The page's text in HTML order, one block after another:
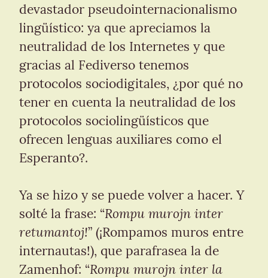
devastador pseudointernacionalismo
lingüístico: ya que apreciamos la
neutralidad de los Internetes y que
gracias al Fediverso tenemos
protocolos sociodigitales, ¿por qué no
tener en cuenta la neutralidad de los
protocolos sociolingüísticos que
ofrecen lenguas auxiliares como el
Esperanto?.
Ya se hizo y se puede volver a hacer. Y
solté la frase: “Rompu murojn inter
retumantoj!” (¡Rompamos muros entre
internautas!), que parafrasea la de
Zamenhof: “Rompu murojn inter la